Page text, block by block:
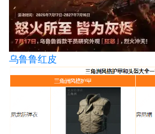
乌鲁鲁红皮